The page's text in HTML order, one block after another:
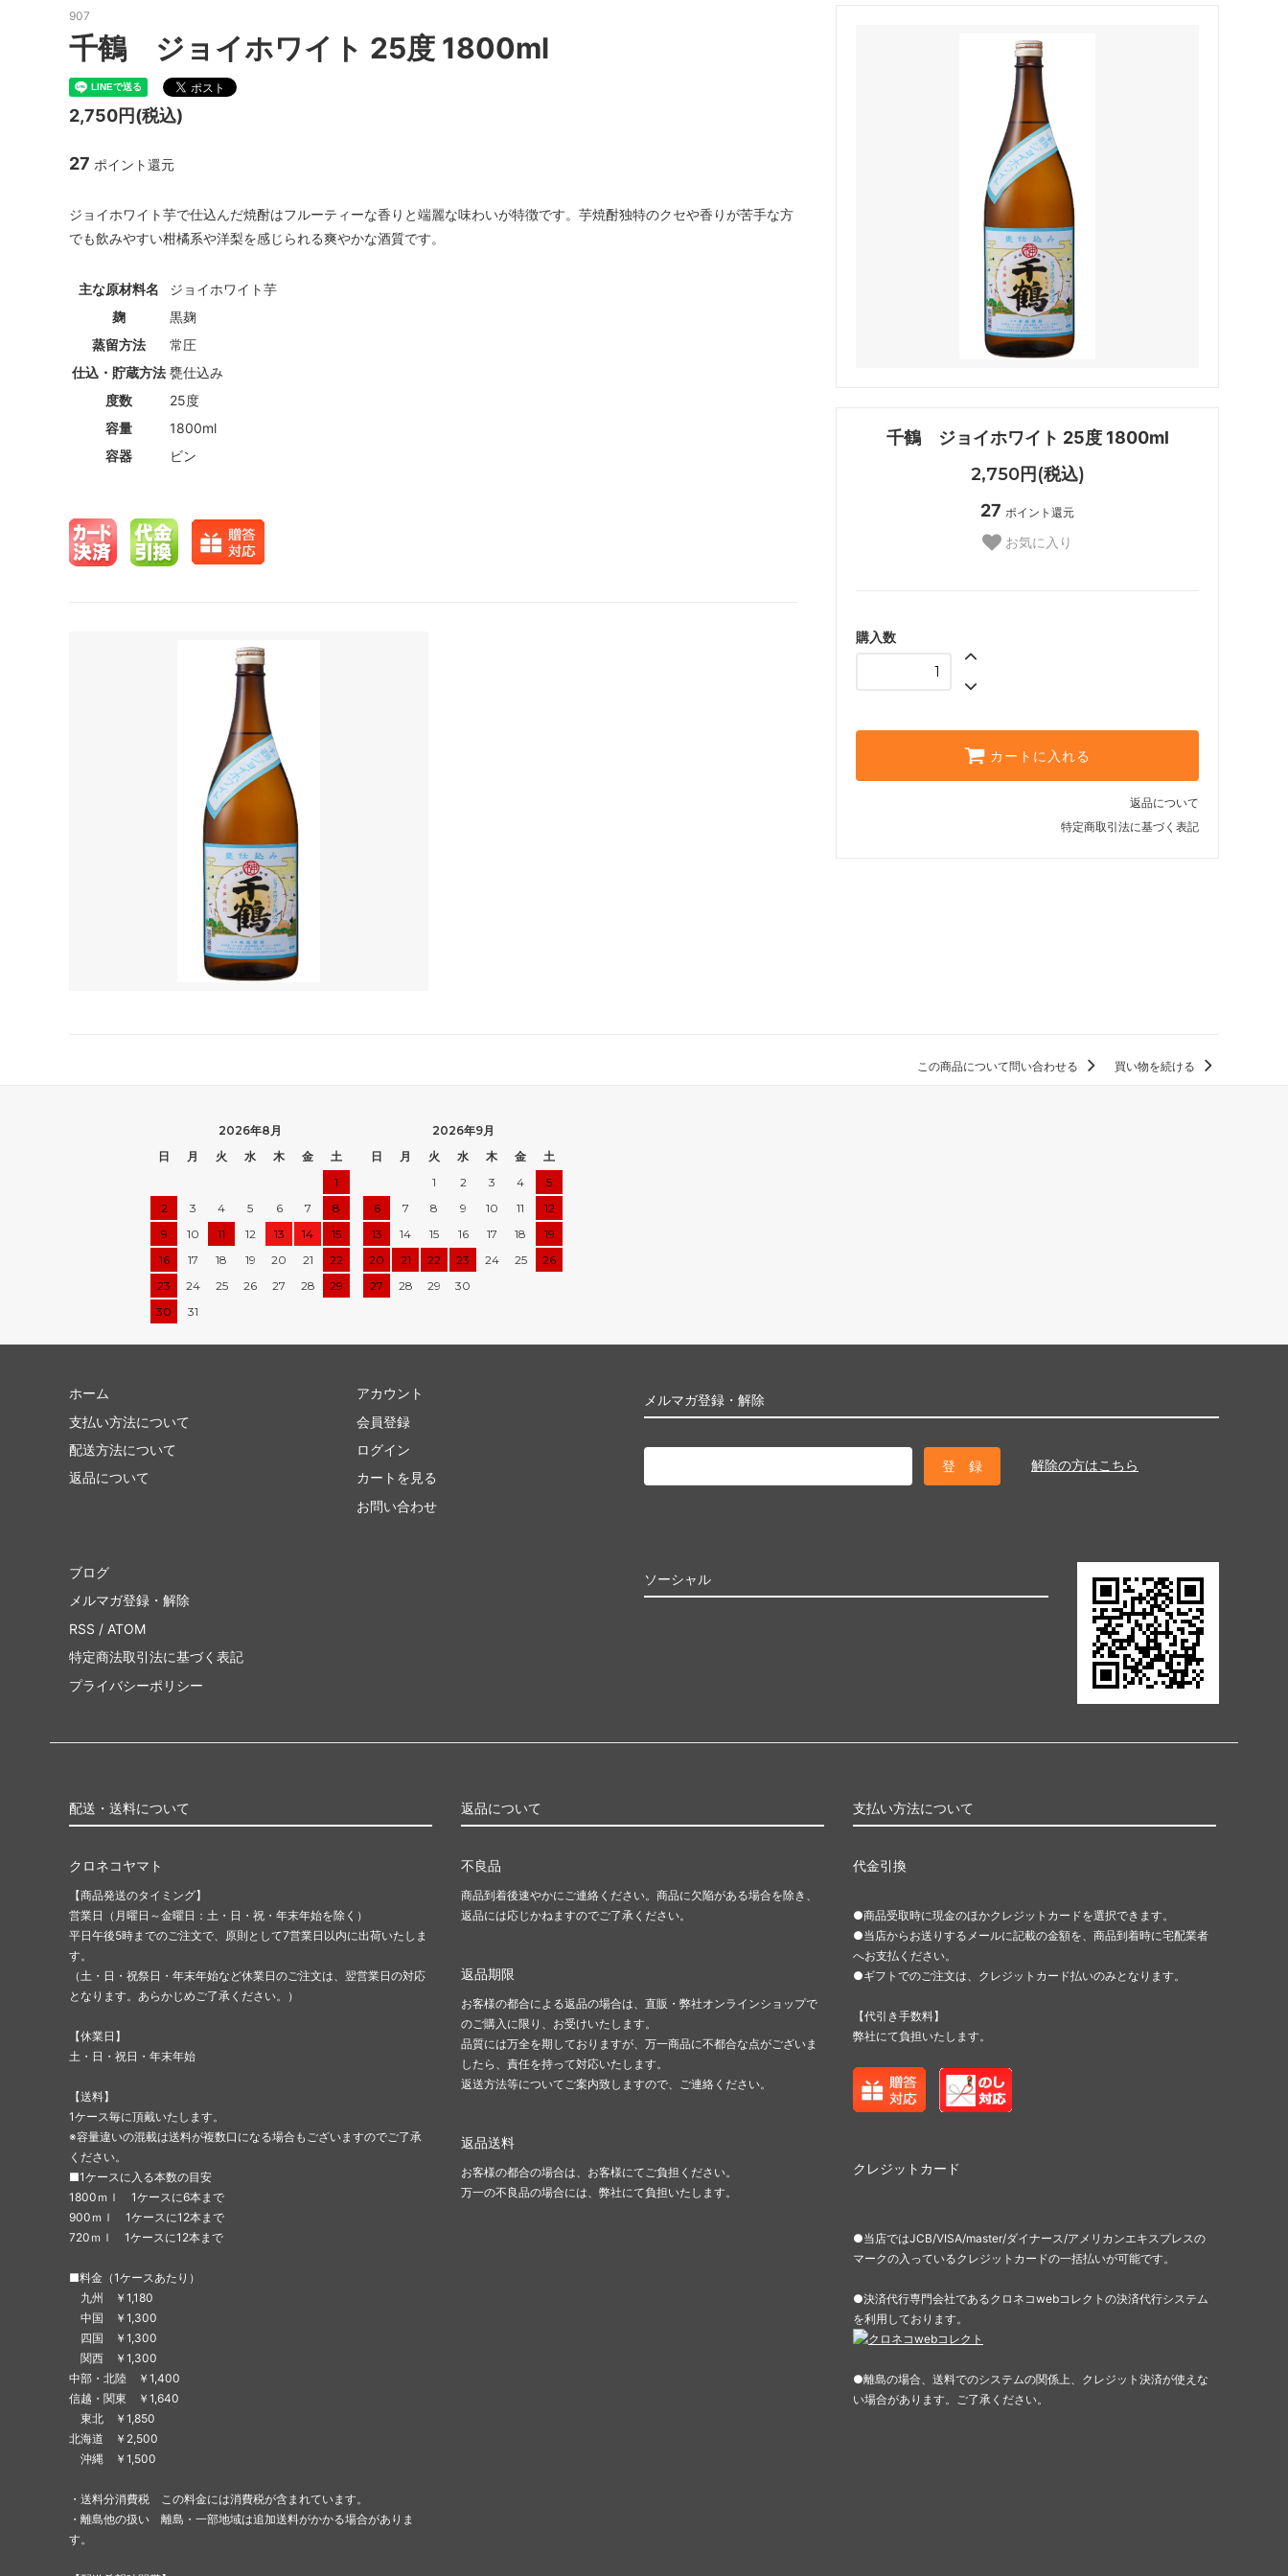
千鶴 ジョイホワイト 25度 1800ml
2,750円(税込)
27 ポイント還元
お気に入り
購入数
カートに入れる
返品について
特定商取引法に基づく表記
907
千鶴 ジョイホワイト 25度 1800ml
2,750円(税込)
27 ポイント還元
ジョイホワイト芋で仕込んだ焼酎はフルーティーな香りと端麗な味わいが特徴です。芋焼酎独特のクセや香りが苦手な方
でも飲みやすい柑橘系や洋梨を感じられる爽やかな酒質です。
主な原材料名
ジョイホワイト芋
麹
黒麹
蒸留方法
常圧
仕込・貯蔵方法 甕仕込み
度数
25度
容量
1800ml
容器
ビン
この商品について問い合わせる 買い物を続ける
2026年8月
日
月 火 水 木 金
土
1
2
3 4 5 6 7
8
9
10 11 12 13 14
15
16
17 18 19 20 21
22
23
24 25 26 27 28
29
30
31
2026年9月
日
月 火 水 木 金
土
1
2 3 4
5
6
7 8 9 10 11
12
13
14 15 16 17 18
19
20
21 22 23 24 25
26
27
28 29 30
メルマガ登録・解除
解除の方はこちら
ホーム
支払い方法について
配送方法について
返品について
アカウント
会員登録
ログイン
カートを見る
お問い合わせ
ソーシャル
ブログ
メルマガ登録・解除
RSS / ATOM
特定商法取引法に基づく表記
プライバシーポリシー
配送・送料について
クロネコヤマト
【商品発送のタイミング】
営業日（月曜日～金曜日：土・日・祝・年末年始を除く）
平日午後5時までのご注文で、原則として7営業日以内に出荷いたしま
す。
（土・日・祝祭日・年末年始など休業日のご注文は、翌営業日の対応
となります。あらかじめご了承ください。）
【休業日】
土・日・祝日・年末年始
【送料】
1ケース毎に頂戴いたします。
※容量違いの混載は送料が複数口になる場合もございますのでご了承
ください。
■1ケースに入る本数の目安
1800ｍｌ 1ケースに6本まで
900ｍｌ 1ケースに12本まで
720ｍｌ 1ケースに12本まで
■料金（1ケースあたり）
九州 ￥1,180
中国 ￥1,300
四国 ￥1,300
関西 ￥1,300
中部・北陸 ￥1,400
信越・関東 ￥1,640
東北 ￥1,850
北海道 ￥2,500
沖縄 ￥1,500
・送料分消費税 この料金には消費税が含まれています。
・離島他の扱い 離島・一部地域は追加送料がかかる場合がありま
す。
返品について
不良品
商品到着後速やかにご連絡ください。商品に欠陥がある場合を除き、
返品には応じかねますのでご了承ください。
返品期限
お客様の都合による返品の場合は、直販・弊社オンラインショップで
のご購入に限り、お受けいたします。
品質には万全を期しておりますが、万一商品に不都合な点がございま
したら、責任を持って対応いたします。
返送方法等についてご案内致しますので、ご連絡ください。
返品送料
お客様の都合の場合は、お客様にてご負担ください。
万一の不良品の場合には、弊社にて負担いたします。
支払い方法について
代金引換
●商品受取時に現金のほかクレジットカードを選択できます。
●当店からお送りするメールに記載の金額を、商品到着時に宅配業者
へお支払ください。
●ギフトでのご注文は、クレジットカード払いのみとなります。
【代引き手数料】
弊社にて負担いたします。
クレジットカード
●当店ではJCB/VISA/master/ダイナース/アメリカンエキスプレスの
マークの入っているクレジットカードの一括払いが可能です。
●決済代行専門会社であるクロネコwebコレクトの決済代行システム
を利用しております。
●離島の場合、送料でのシステムの関係上、クレジット決済が使えな
い場合があります。ご了承ください。